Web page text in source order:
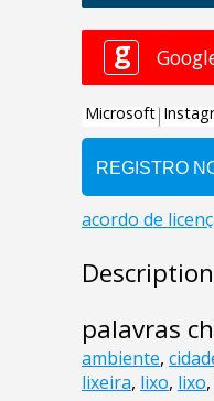
Description
palavras
ambiente,
lixeira, lixo, lixo,